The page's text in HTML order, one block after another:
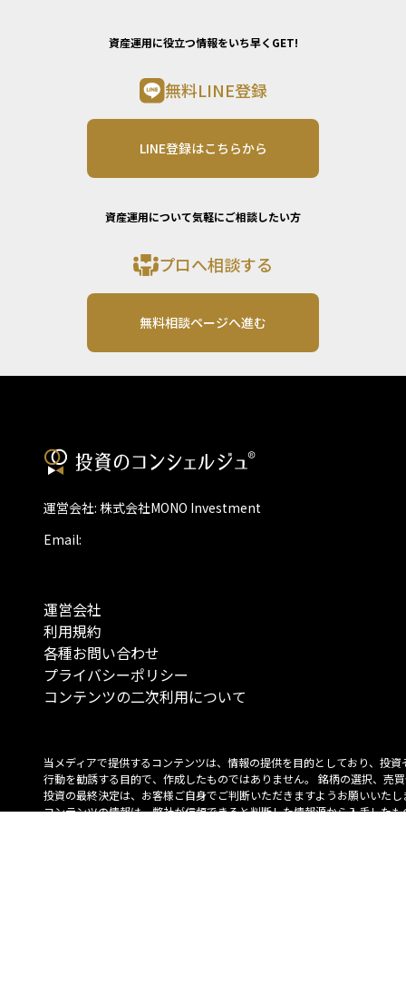
資産運用に役立つ情報をいち早くGET!
無料LINE登録
LINE登録はこちらから
資産運用について気軽にご相談したい方
プロへ相談する
無料相談ページへ進む
運営会社: 株式会社MONO Investment
Email:
運営会社
利用規約
各種お問い合わせ
プライバシーポリシー
コンテンツの二次利用について
当メディアで提供するコンテンツは、情報の提供を目的としており、投資
行動を勧誘する目的で、作成したものではありません。 銘柄の選択、売
投資の最終決定は、お客様ご自身でご判断いただきますようお願いいたし
コンテンツの情報は、弊社が信頼できると判断した情報源から入手したも